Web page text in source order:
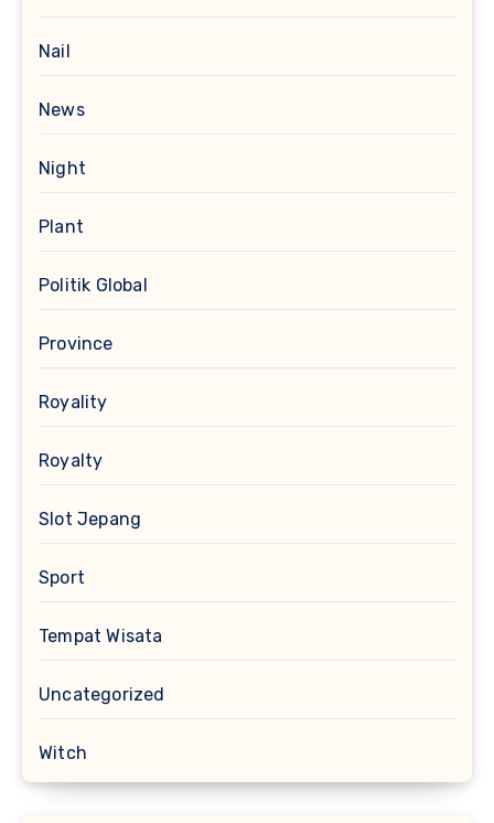
Nail
News
Night
Plant
Politik Global
Province
Royality
Royalty
Slot Jepang
Sport
Tempat Wisata
Uncategorized
Witch